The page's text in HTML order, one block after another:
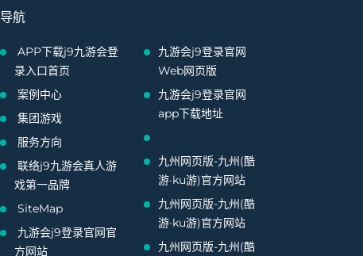
导航
APP下载j9九游会登
录入口首页
案例中心
集团游戏
服务方向
联络j9九游会真人游
戏第一品牌
SiteMap
九游会j9登录官网官
方网站
九游会j9登录官网
Web网页版
九游会j9登录官网
app下载地址
九州网页版-九州(酷
游·ku游)官方网站
九州网页版-九州(酷
游·ku游)官方网站
九州网页版-九州(酷